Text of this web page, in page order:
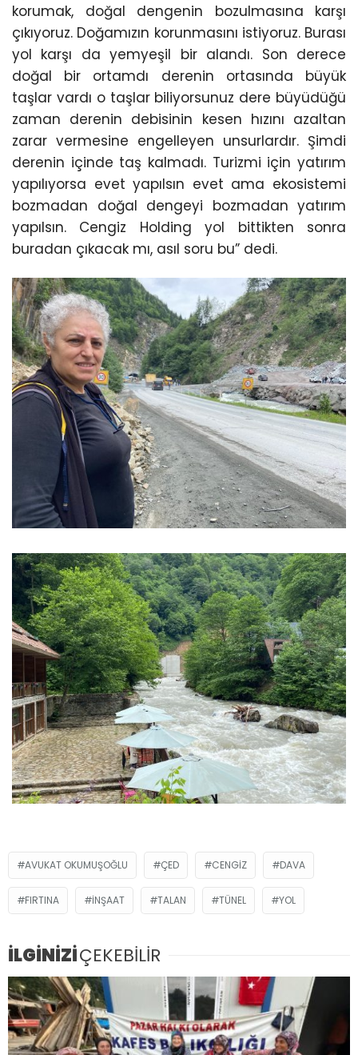
korumak, doğal dengenin bozulmasına karşı
çıkıyoruz. Doğamızın korunmasını istiyoruz. Burası
yol karşı da yemyeşil bir alandı. Son derece
doğal bir ortamdı derenin ortasında büyük
taşlar vardı o taşlar biliyorsunuz dere büyüdüğü
zaman derenin debisinin kesen hızını azaltan
zarar vermesine engelleyen unsurlardır. Şimdi
derenin içinde taş kalmadı. Turizmi için yatırım
yapılıyorsa evet yapılsın evet ama ekosistemi
bozmadan doğal dengeyi bozmadan yatırım
yapılsın. Cengiz Holding yol bittikten sonra
buradan çıkacak mı, asıl soru bu” dedi.
AVUKAT OKUMUŞOĞLU ÇED CENGIZ DAVA
FIRTINA INŞAAT TALAN TÜNEL YOL
İLGİNİZİÇEKEBİLİR